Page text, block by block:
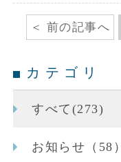
前の記事へ
カテゴリ
すべて(273)
お知らせ（58）